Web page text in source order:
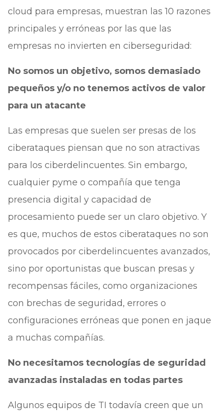
cloud para empresas, muestran las 10 razones
principales y erróneas por las que las
empresas no invierten en ciberseguridad:
No somos un objetivo, somos demasiado
pequeños y/o no tenemos activos de valor
para un atacante
Las empresas que suelen ser presas de los
ciberataques piensan que no son atractivas
para los ciberdelincuentes. Sin embargo,
cualquier pyme o compañía que tenga
presencia digital y capacidad de
procesamiento puede ser un claro objetivo. Y
es que, muchos de estos ciberataques no son
provocados por ciberdelincuentes avanzados,
sino por oportunistas que buscan presas y
recompensas fáciles, como organizaciones
con brechas de seguridad, errores o
configuraciones erróneas que ponen en jaque
a muchas compañías.
No necesitamos tecnologías de seguridad
avanzadas instaladas en todas partes
Algunos equipos de TI todavía creen que un